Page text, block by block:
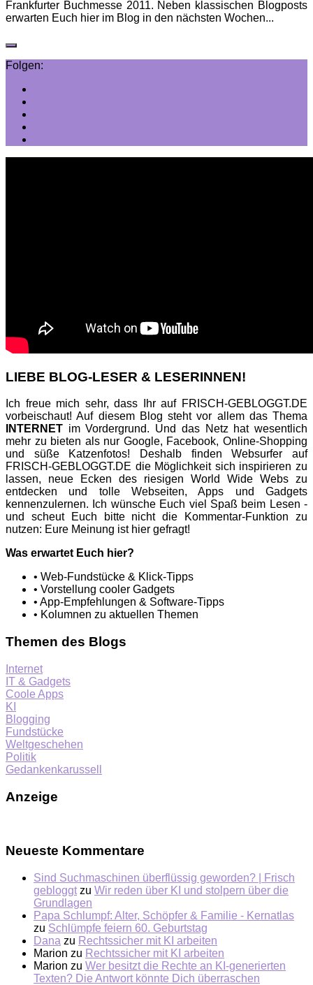
Frankfurter Buchmesse 2011. Neben klassischen Blogposts
erwarten Euch hier im Blog in den nächsten Wochen...
Folgen:
LIEBE BLOG-LESER & LESERINNEN!
Ich freue mich sehr, dass Ihr auf FRISCH-GEBLOGGT.DE
vorbeischaut! Auf diesem Blog steht vor allem das Thema
INTERNET im Vordergrund. Und das Netz hat wesentlich
mehr zu bieten als nur Google, Facebook, Online-Shopping
und süße Katzenfotos! Deshalb finden Websurfer auf
FRISCH-GEBLOGGT.DE die Möglichkeit sich inspirieren zu
lassen, neue Ecken des riesigen World Wide Webs zu
entdecken und tolle Webseiten, Apps und Gadgets
kennenzulernen. Ich wünsche Euch viel Spaß beim Lesen -
und scheut Euch bitte nicht die Kommentar-Funktion zu
nutzen: Eure Meinung ist hier gefragt!
Was erwartet Euch hier?
• Web-Fundstücke & Klick-Tipps
• Vorstellung cooler Gadgets
• App-Empfehlungen & Software-Tipps
• Kolumnen zu aktuellen Themen
Themen des Blogs
Internet
IT & Gadgets
Coole Apps
KI
Blogging
Fundstücke
Weltgeschehen
Politik
Gedankenkarussell
Anzeige
Neueste Kommentare
Sind Suchmaschinen überflüssig geworden? | Frisch
gebloggt zu Wir reden über KI und stolpern über die
Grundlagen
Papa Schlumpf: Alter, Schöpfer & Familie - Kernatlas
zu Schlümpfe feiern 60. Geburtstag
Dana zu Rechtssicher mit KI arbeiten
Marion zu Rechtssicher mit KI arbeiten
Marion zu Wer besitzt die Rechte an KI-generierten
Texten? Die Antwort könnte Dich überraschen